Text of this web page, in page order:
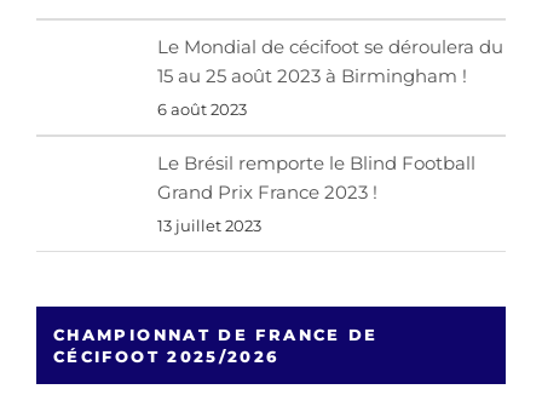
Le Mondial de cécifoot se déroulera du
15 au 25 août 2023 à Birmingham !
6 août 2023
Le Brésil remporte le Blind Football
Grand Prix France 2023 !
13 juillet 2023
CHAMPIONNAT DE FRANCE DE
CÉCIFOOT 2025/2026